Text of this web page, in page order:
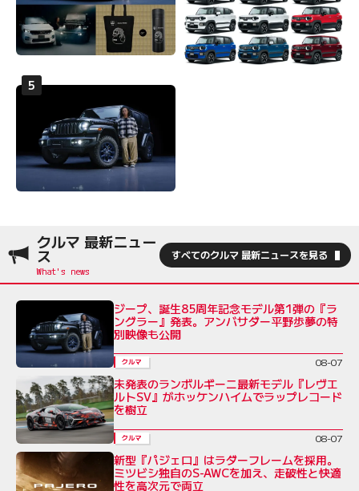
クルマ 最新ニュー
ス すべてのクルマ 最新ニュースを見る
ジープ、誕生85周年記念モデル第1弾の『ラ
ングラー』発表。アンバサダー平野歩夢の特
別映像も公開
クルマ 08-07
未発表のランボルギーニ最新モデル『レヴエ
ルトSV』がホッケンハイムでラップレコード
を樹立
クルマ 08-07
新型『パジェロ』はラダーフレームを採用。
ミツビシ独自のS-AWCを加え、走破性と快適
性を高次元で両立